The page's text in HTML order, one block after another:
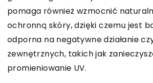
pomaga również wzmocnić
ochronną skóry, dzięki czemu jest
odporna na negatywne działanie
zewnętrznych, takich jak
promieniowanie UV.